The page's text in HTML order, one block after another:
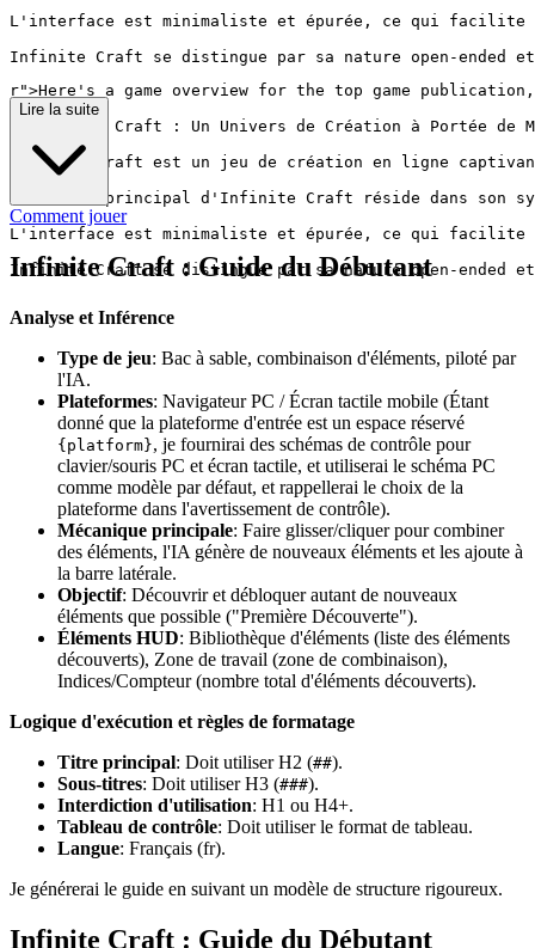
L'interface est minimaliste et épurée, ce qui facilite
r">Here's a game overview for the top game
# Infinite Craft : Un Univers de Création à Portée de
Infinite Craft est un jeu de création en ligne
L'attrait principal d'Infinite Craft réside dans son
L'interface est minimaliste et épurée, ce qui facilite
Lire la suite
Comment jouer
Infinite Craft : Guide du Débutant
Analyse et Inférence
Type de jeu: Bac à sable, combinaison d'éléments, piloté par
l'IA.
Plateformes: Navigateur PC / Écran tactile mobile (Étant
donné que la plateforme d'entrée est un espace réservé
{platform}, je fournirai des schémas de contrôle pour
clavier/souris PC et écran tactile, et utiliserai le schéma PC
comme modèle par défaut, et rappellerai le choix de la
plateforme dans l'avertissement de contrôle).
Mécanique principale: Faire glisser/cliquer pour combiner
des éléments, l'IA génère de nouveaux éléments et les ajoute à
la barre latérale.
Objectif: Découvrir et débloquer autant de nouveaux
éléments que possible ("Première Découverte").
Éléments HUD: Bibliothèque d'éléments (liste des éléments
découverts), Zone de travail (zone de combinaison),
Indices/Compteur (nombre total d'éléments découverts).
Logique d'exécution et règles de formatage
Titre principal: Doit utiliser H2 (##).
Sous-titres: Doit utiliser H3 (###).
Interdiction d'utilisation: H1 ou H4+.
Tableau de contrôle: Doit utiliser le format de tableau.
Langue: Français (fr).
Je générerai le guide en suivant un modèle de structure rigoureux.
Infinite Craft : Guide du Débutant